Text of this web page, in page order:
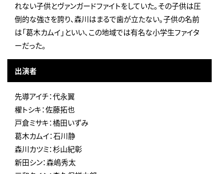
れない子供とヴァンガードファイトをしていた。その子供は圧
倒的な強さを誇り、森川はまるで歯が立たない。子供の名前
は「葛木カムイ」といい、この地域では有名な小学生ファイタ
ーだった。
出演者
先導アイチ：代永翼
櫂トシキ：佐藤拓也
戸倉ミサキ：橘田いずみ
葛木カムイ：石川静
森川カツミ：杉山紀彰
新田シン：森嶋秀太